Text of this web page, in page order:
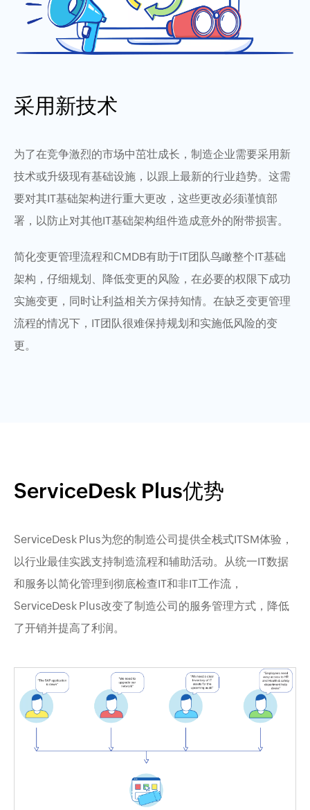
采用新技术
为了在竞争激烈的市场中茁壮成长，制造企业需要采用新
技术或升级现有基础设施，以跟上最新的行业趋势。这需
要对其IT基础架构进行重大更改，这些更改必须谨慎部
署，以防止对其他IT基础架构组件造成意外的附带损害。
简化变更管理流程和CMDB有助于IT团队鸟瞰整个IT基础
架构，仔细规划、降低变更的风险，在必要的权限下成功
实施变更，同时让利益相关方保持知情。在缺乏变更管理
流程的情况下，IT团队很难保持规划和实施低风险的变
更。
ServiceDesk Plus优势
ServiceDesk Plus为您的制造公司提供全栈式ITSM体验，
以行业最佳实践支持制造流程和辅助活动。从统一IT数据
和服务以简化管理到彻底检查IT和非IT工作流，
ServiceDesk Plus改变了制造公司的服务管理方式，降低
了开销并提高了利润。